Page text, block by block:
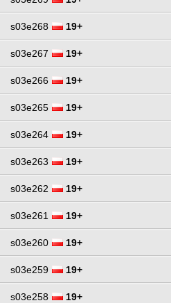
s03e268 19+
s03e267 19+
s03e266 19+
s03e265 19+
s03e264 19+
s03e263 19+
s03e262 19+
s03e261 19+
s03e260 19+
s03e259 19+
s03e258 19+